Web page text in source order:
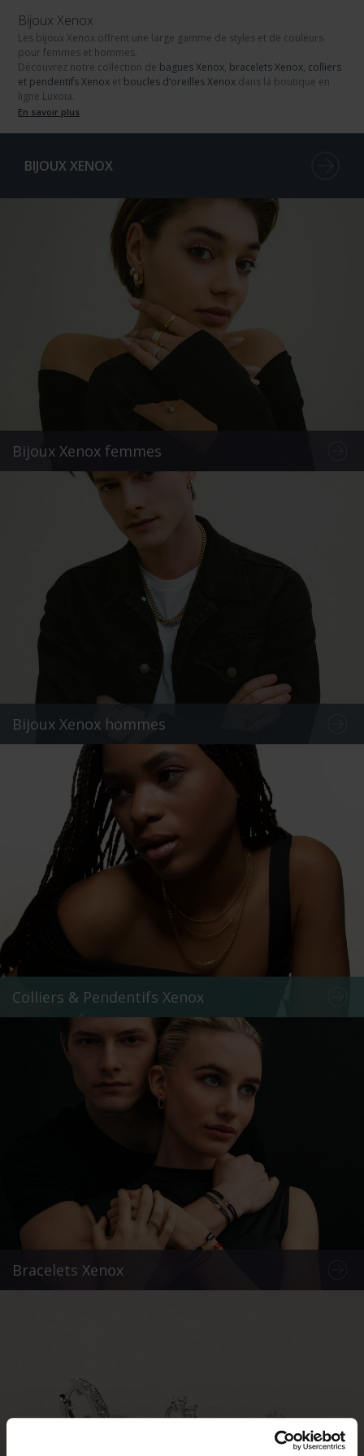
Bijoux Xenox
Les bijoux Xenox offrent une large gamme de styles et de couleurs
pour femmes et hommes.
Découvrez notre collection de bagues Xenox, bracelets Xenox, colliers
et pendentifs Xenox et boucles d’oreilles Xenox dans la boutique en
ligne Luxoia.
En savoir plus
BIJOUX XENOX
Bijoux Xenox femmes
Bijoux Xenox hommes
Colliers & Pendentifs Xenox
Bracelets Xenox